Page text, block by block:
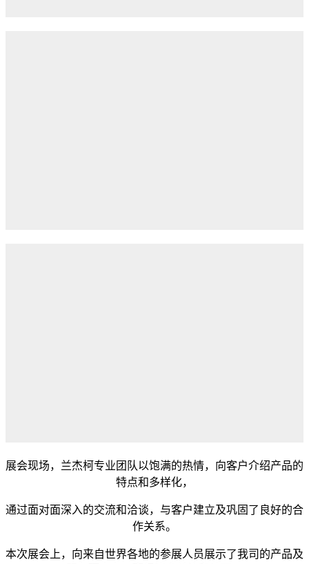
展会现场，兰杰柯专业团队以饱满的热情，向客户介绍产品的
特点和多样化，
通过面对面深入的交流和洽谈，与客户建立及巩固了良好的合
作关系。
本次展会上，向来自世界各地的参展人员展示了我司的产品及